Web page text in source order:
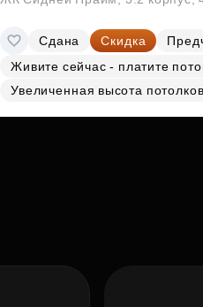
Сдана Скидка
Живите сейчас - платите
Увеличенная высота потолков